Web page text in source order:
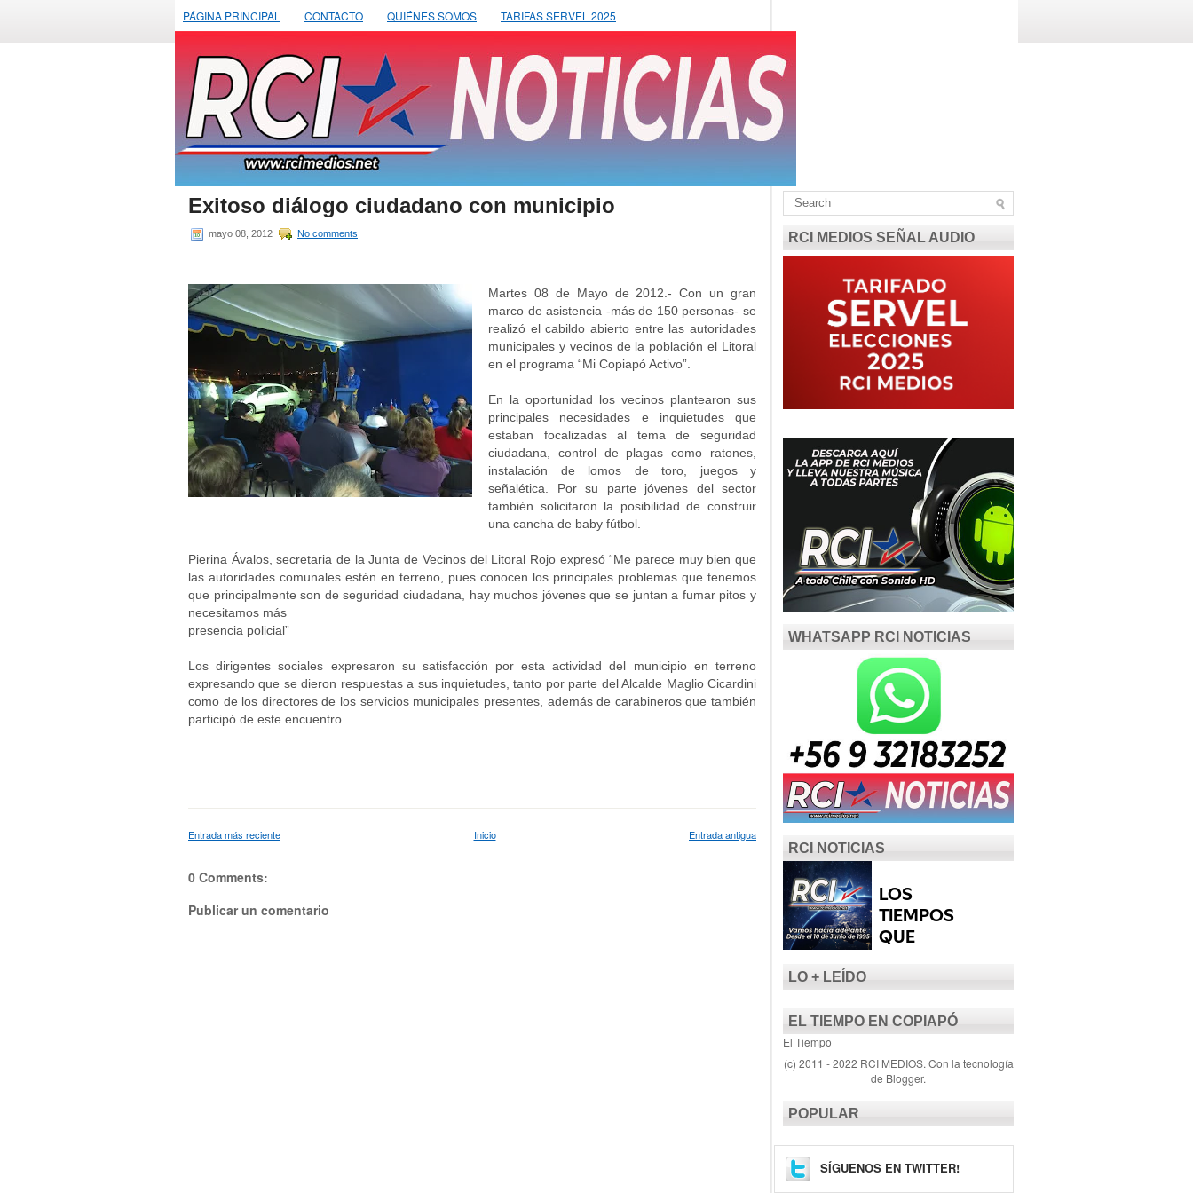
PÁGINA PRINCIPAL CONTACTO QUIÉNES SOMOS TARIFAS SERVEL 2025
Exitoso diálogo ciudadano con municipio
mayo 08, 2012 No comments
Martes 08 de Mayo de 2012.- Con un gran
marco de asistencia -más de 150 personas- se
realizó el cabildo abierto entre las autoridades
municipales y vecinos de la población el Litoral
en el programa “Mi Copiapó Activo”.
En la oportunidad los vecinos plantearon sus
principales necesidades e inquietudes que
estaban focalizadas al tema de seguridad
ciudadana, control de plagas como ratones,
instalación de lomos de toro, juegos y
señalética. Por su parte jóvenes del sector
también solicitaron la posibilidad de construir
una cancha de baby fútbol.
Pierina Ávalos, secretaria de la Junta de Vecinos del Litoral Rojo expresó “Me parece muy bien que
las autoridades comunales estén en terreno, pues conocen los principales problemas que tenemos
que principalmente son de seguridad ciudadana, hay muchos jóvenes que se juntan a fumar pitos y
necesitamos más
presencia policial”
Los dirigentes sociales expresaron su satisfacción por esta actividad del municipio en terreno
expresando que se dieron respuestas a sus inquietudes, tanto por parte del Alcalde Maglio Cicardini
como de los directores de los servicios municipales presentes, además de carabineros que también
participó de este encuentro.
Entrada más reciente Entrada antigua
Inicio
0 Comments:
Publicar un comentario
RCI MEDIOS SEÑAL AUDIO
WHATSAPP RCI NOTICIAS
RCI NOTICIAS
LO + LEÍDO
EL TIEMPO EN COPIAPÓ
El Tiempo
(c) 2011 - 2022 RCI MEDIOS. Con la tecnología
de Blogger.
POPULAR
SÍGUENOS EN TWITTER!